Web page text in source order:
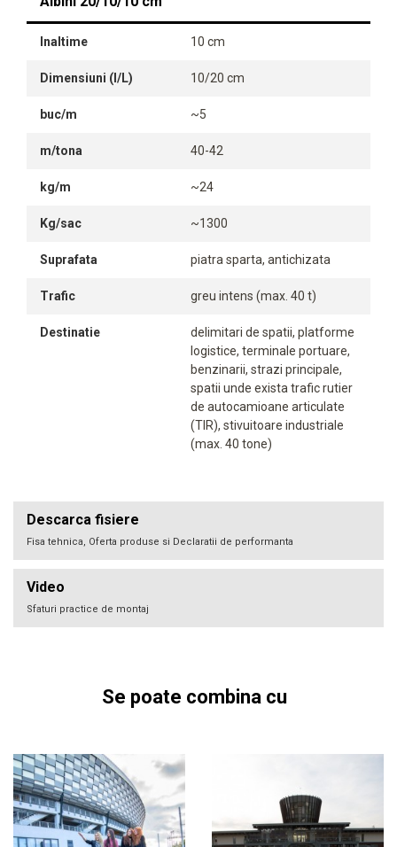
Inaltime 10 cm
Dimensiuni (l/L) 10/20 cm
buc/m ~5
m/tona 40-42
kg/m ~24
Kg/sac ~1300
Suprafata piatra sparta, antichizata
Trafic greu intens (max. 40 t)
Destinatie
delimitari de spatii, platforme
logistice, terminale portuare,
benzinarii, strazi principale,
spatii unde exista trafic rutier
de autocamioane articulate
(TIR), stivuitoare industriale
(max. 40 tone)
Descarca fisiere
Fisa tehnica, Oferta produse si Declaratii de performanta
Video
Sfaturi practice de montaj
Se poate combina cu